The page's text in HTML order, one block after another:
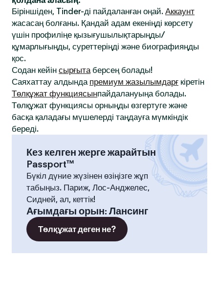
Біріншіден, Tinder-ді пайдаланған оңай. Аккаунт
жасасаң болғаны. Қандай адам екеніңді көрсету
үшін профиліңе қызығушылықтарыңды/
құмарлығыңды, суреттеріңді және биографияңды
қос.
Содан кейін сырғытаберсең болады!
Саяхаттау алдында премиум жазылымдарғ кіретін
Төлқұжат функциясынпайдалануыңа болады.
Төлқұжат функциясы орныңды өзгертуге және
басқа қаладағы мүшелерді таңдауға мүмкіндік
береді.
Кез келген жерге жарайтын
Passport™
Бүкіл дүние жүзінен өзіңізге жұп
табыңыз. Париж, Лос-Анджелес,
Сидней, ал, кеттік!
Ағымдағы орын: Лансинг
Төлқұжат деген не?